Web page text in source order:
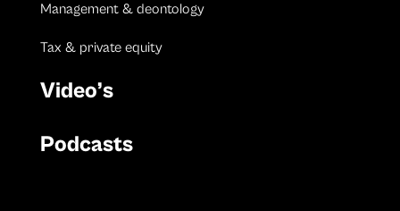
Management & deontology
Tax & private equity
Video’s
Podcasts